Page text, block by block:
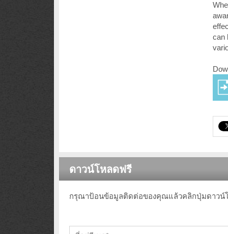
can
ดาวน์โหลดฟรี
กรุณาป้อนข้อมูลติดต่อของคุณแล้วคลิกปุ่มดาวน์